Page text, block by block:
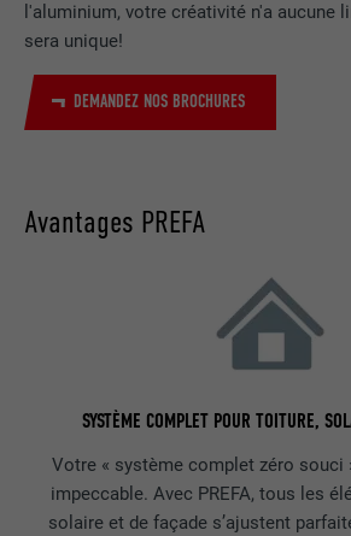
l'aluminium, votre créativité n'a aucune
sera unique!
DEMANDEZ NOS BROCHURES
Avantages PREFA
SYSTÈME COMPLET POUR TOITURE,
Votre « système complet zéro souci
impeccable. Avec PREFA, tous les
solaire et de façade s’ajustent